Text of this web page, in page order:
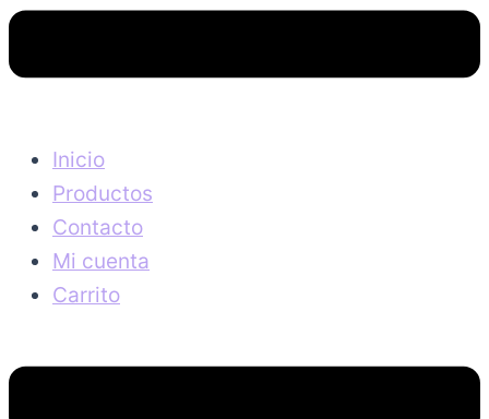
Inicio
Productos
Contacto
Mi cuenta
Carrito